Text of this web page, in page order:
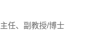
任、副教授/博士